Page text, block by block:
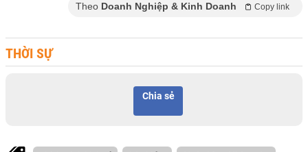
Theo Doanh Nghiệp & Kinh Doanh Copy link
THỜI SỰ
Chia sẻ